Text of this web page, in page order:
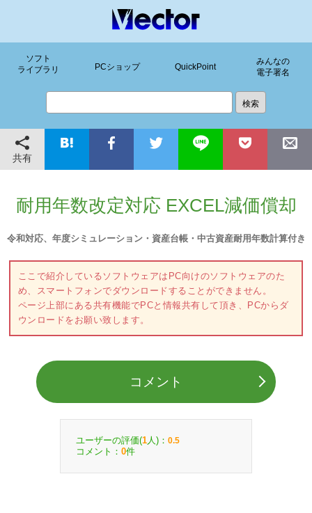
ソフト
ライブラリ
PCショップ QuickPoint
みんなの
電子署名
共有
耐用年数改定対応 EXCEL減価償却
令和対応、年度シミュレーション・資産台帳・中古資産耐用年数計算付き
ここで紹介しているソフトウェアはPC向けのソフトウェアのた
め、スマートフォンでダウンロードすることができません。
ページ上部にある共有機能でPCと情報共有して頂き、PCからダ
ウンロードをお願い致します。
コメント
ユーザーの評価(1 人)： 0.5
コメント： 0件